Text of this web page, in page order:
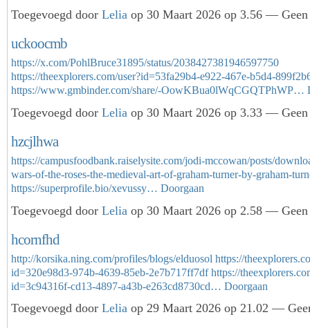
Toegevoegd door Lelia op 30 Maart 2026 op 3.56 — Geen
uckoocmb
https://x.com/PohlBruce31895/status/2038427381946597750
https://theexplorers.com/user?id=53fa29b4-e922-467e-b5d4-
https://www.gmbinder.com/share/-OowKBua0lWqCGQTPhWP…
Toegevoegd door Lelia op 30 Maart 2026 op 3.33 — Geen
hzcjlhwa
https://campusfoodbank.raiselysite.com/jodi-mccowan/posts/
wars-of-the-roses-the-medieval-art-of-graham-turner-by-graham-
https://superprofile.bio/xevussy… Doorgaan
Toegevoegd door Lelia op 30 Maart 2026 op 2.58 — Geen
hcornfhd
http://korsika.ning.com/profiles/blogs/elduosol https://
id=320e98d3-974b-4639-85eb-2e7b717ff7df https://
id=3c94316f-cd13-4897-a43b-e263cd8730cd… Doorgaan
Toegevoegd door Lelia op 29 Maart 2026 op 21.02 —